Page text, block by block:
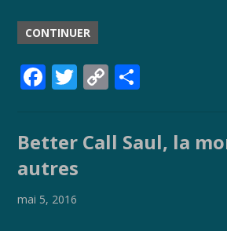
CONTINUER
F
b
o
o
T
er
C
p
y
ta
g
Better Call Saul, la
autres
mai 5, 2016